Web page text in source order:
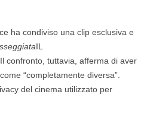
ha condiviso una clip esclusiva e
IL
Il confronto, tuttavia, afferma di aver
“completamente diversa”.
del cinema utilizzato per